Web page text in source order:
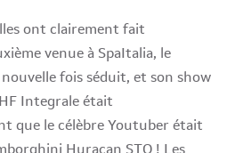
ont clairement fait
venue à SpaItalia, le
nouvelle fois séduit, et son show
Integrale était
que le célèbre Youtuber était
Huracan STO ! Les